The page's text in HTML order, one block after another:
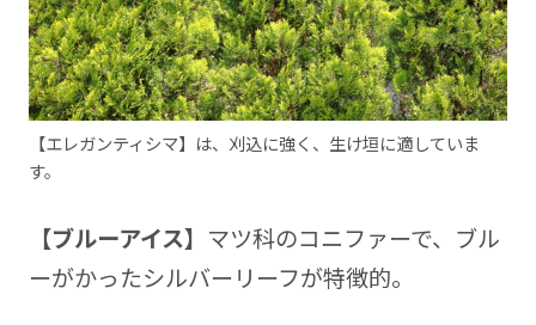
【エレガンティシマ】は、刈込に強く、生け垣に適していま
す。
【ブルーアイス】 マツ科のコニファーで、ブル
ーがかったシルバーリーフが特徴的。